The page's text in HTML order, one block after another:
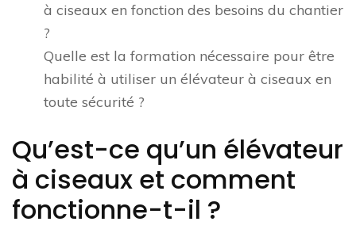
à ciseaux en fonction des besoins du chantier
?
Quelle est la formation nécessaire pour être
habilité à utiliser un élévateur à ciseaux en
toute sécurité ?
Qu’est-ce qu’un élévateur
à ciseaux et comment
fonctionne-t-il ?